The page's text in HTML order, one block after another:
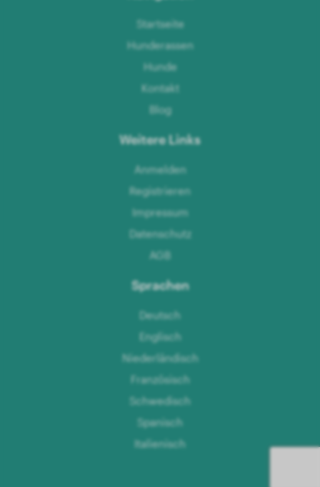
Startseite
Hunderassen
Hunde
Kontakt
Blog
Weitere Links
Anmelden
Registrieren
Impressum
Datenschutz
AGB
Sprachen
Deutsch
Englisch
Niederländisch
Französisch
Schwedisch
Spanisch
Italienisch